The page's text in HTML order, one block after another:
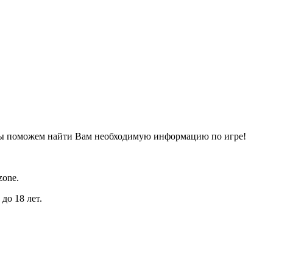
поможем найти Вам необходимую информацию по игре!
18 лет.